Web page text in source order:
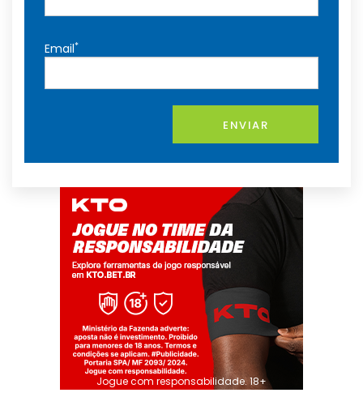
Email*
ENVIAR
Jogue com responsabilidade. 18+